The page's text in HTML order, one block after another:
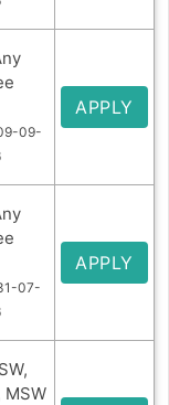
09-
APPLY
07-
APPLY
MSW